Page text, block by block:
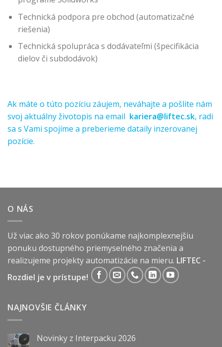
Technická podpora pre obchod (automatizačné
riešenia)
Technická spolupráca s dodávateľmi (špecifikácia
dielov či subdodávok)
Ak máte o túto pozíciu záujem, neváhajte a pošlite nám
svoj aktuálny životopis na email kariera@liftec.sk, radi
sa s Vami spojíme a preberieme dataily inzerovanej
pozície.
O NÁS
Už viac ako 30 rokov ponúkame najkomplexnejšiu
ponuku dostupného priemyselného značenia a
realizujeme projekty automatizácie na mieru. LIFTEC -
Rozdiel je v prístupe!
NAJNOVŠIE ČLÁNKY
Novinky z Interpacku 2026